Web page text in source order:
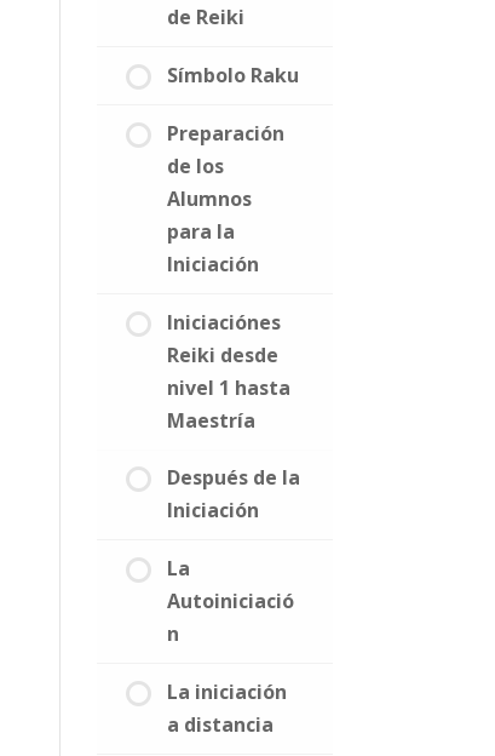
de Reiki
Símbolo Raku
Preparación
de los
Alumnos
para la
Iniciación
Iniciaciónes
Reiki desde
nivel 1 hasta
Maestría
Después de la
Iniciación
La
Autoiniciació
n
La iniciación
a distancia